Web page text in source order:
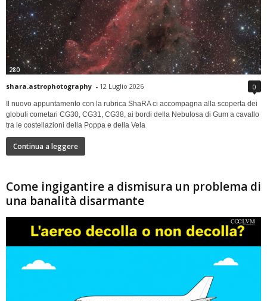
280
shara.astrophotography - 12 Luglio 2026 0
Il nuovo appuntamento con la rubrica ShaRA ci accompagna alla scoperta dei
globuli cometari CG30, CG31, CG38, ai bordi della Nebulosa di Gum a cavallo
tra le costellazioni della Poppa e della Vela
Continua a leggere
Come ingigantire a dismisura un problema di
una banalità disarmante